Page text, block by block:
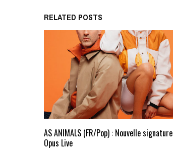
RELATED POSTS
AS ANIMALS (FR/Pop) : Nouvelle signature
Opus Live